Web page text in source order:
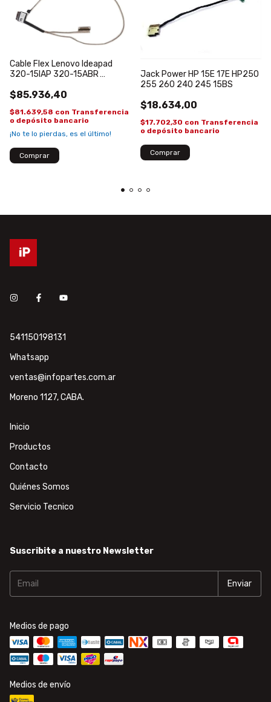
Cable Flex Lenovo Ideapad
320-15IAP 320-15ABR
$85.936,40
$81.639,58 con Transferencia
o depósito bancario
¡No te lo pierdas, es el último!
Jack Power HP 15E 17E HP250
255 260 240 245 15BS
$18.634,00
$17.702,30 con Transferencia
o depósito bancario
541150198131
Whatsapp
ventas@infopartes.com.ar
Moreno 1127, CABA.
Inicio
Productos
Contacto
Quiénes Somos
Servicio Tecnico
Suscribite a nuestro Newsletter
Medios de pago
Medios de envío